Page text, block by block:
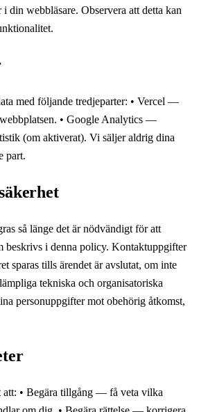
din webbläsare. Observera att detta kan
med följande tredjeparter: • Vercel —
• Google Analytics —
(om aktiverat). Vi säljer aldrig dina
part.
så länge det är nödvändigt för att
beskrivs i denna policy. Kontaktuppgifter
sparas tills ärendet är avslutat, om inte
tekniska och organisatoriska
personuppgifter mot obehörig åtkomst,
• Begära tillgång — få veta vilka